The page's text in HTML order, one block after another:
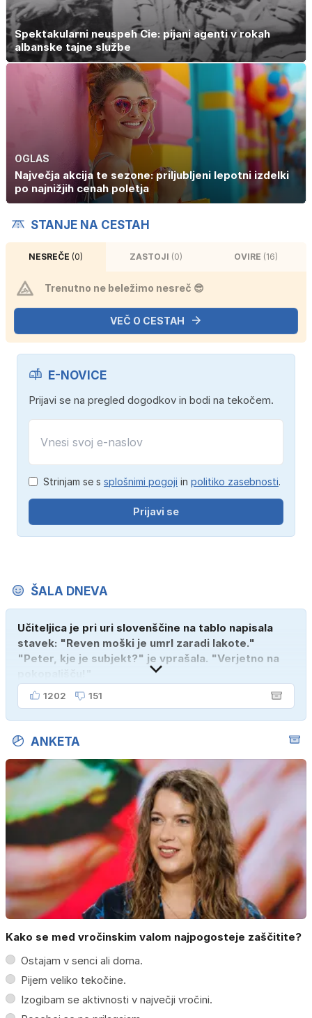
Spektakularni neuspeh Cie: pijani agenti v rokah
albanske tajne službe
OGLAS
Največja akcija te sezone: priljubljeni lepotni izdelki
po najnižjih cenah poletja
STANJE NA CESTAH
NESREČE (0) ZASTOJI (0) OVIRE (16)
Trenutno ne beležimo nesreč 😎
VEČ O CESTAH
E-NOVICE
Prijavi se na pregled dogodkov in bodi na tekočem.
Strinjam se s splošnimi pogoji in politiko zasebnosti.
Prijavi se
ŠALA DNEVA
Učiteljica je pri uri slovenščine na tablo napisala
stavek: "Reven moški je umrl zaradi lakote."
"Peter, kje je subjekt?" je vprašala. "Verjetno na
1202 151
ANKETA
Kako se med vročinskim valom najpogosteje zaščitite?
Ostajam v senci ali doma.
Pijem veliko tekočine.
Izogibam se aktivnosti v največji vročini.